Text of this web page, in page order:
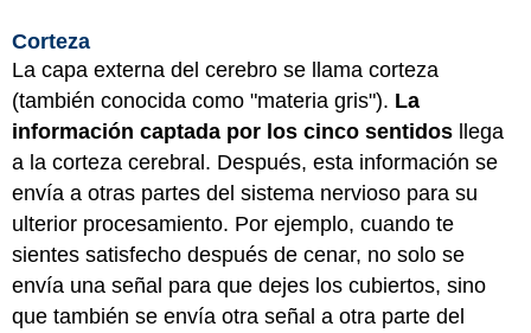
Corteza
La capa externa del cerebro se llama corteza
(también conocida como "materia gris"). La
información captada por los cinco sentidos llega
a la corteza cerebral. Después, esta información se
envía a otras partes del sistema nervioso para su
ulterior procesamiento. Por ejemplo, cuando te
sientes satisfecho después de cenar, no solo se
envía una señal para que dejes los cubiertos, sino
que también se envía otra señal a otra parte del